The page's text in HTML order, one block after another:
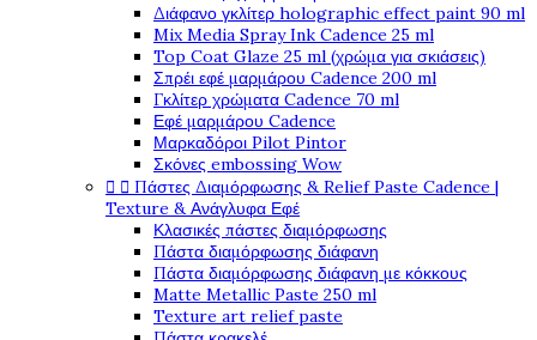
Διάφανο γκλίτερ holographic effect paint 90 ml
Mix Media Spray Ink Cadence 25 ml
Top Coat Glaze 25 ml (χρώμα για σκιάσεις)
Σπρέι εφέ μαρμάρου Cadence 200 ml
Γκλίτερ χρώματα Cadence 70 ml
Εφέ μαρμάρου Cadence
Μαρκαδόροι Pilot Pintor
Σκόνες embossing Wow
  Πάστες Διαμόρφωσης & Relief Paste Cadence |
Texture & Ανάγλυφα Εφέ
Κλασικές πάστες διαμόρφωσης
Πάστα διαμόρφωσης διάφανη
Πάστα διαμόρφωσης διάφανη με κόκκους
Matte Metallic Paste 250 ml
Texture art relief paste